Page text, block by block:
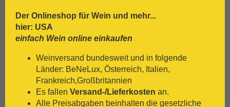
[:. Garganega
[:. Garnacha
[:. Gavi
Graciano
grauer Burgunder
Grenache
Grüner Veltliner
Gutedel
Der Onlineshop für Wein und mehr...
hier: USA
einfach Wein online einkaufen
Weinversand bundesweit und in folgende
Länder: BeNeLux, Österreich, Italien,
Frankreich,Großbritannien
Es fallen Versand-/Lieferkosten an.
Alle Preisabgaben beinhalten die gesetzliche